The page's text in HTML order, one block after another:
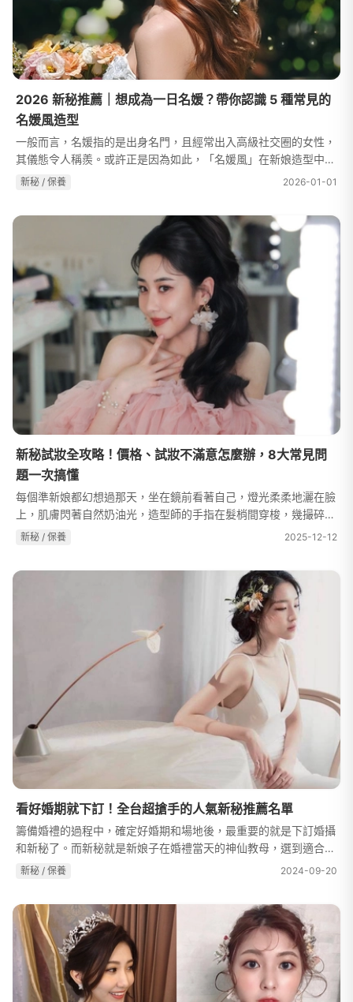
2026 新秘推薦｜想成為一日名媛？帶你認識 5 種常見的
名媛風造型
一般而言，名媛指的是出身名門，且經常出入高級社交圈的女性，
其儀態令人稱羨。或許正是因為如此，「名媛風」在新娘造型中歷
久不衰。婚禮這天，宛如一場社交盛會，而你以「一日名媛」的姿
新秘 / 保養 2026-01-01
新秘試妝全攻略！價格、試妝不滿意怎麼辦，8大常見問
題一次搞懂
每個準新娘都幻想過那天，坐在鏡前看著自己，燈光柔柔地灑在臉
上，肌膚閃著自然奶油光，造型師的手指在髮梢間穿梭，幾撮碎髮
被巧妙留出，看似隨性卻剛好勾勒出臉的輪廓，像戀愛後自然暈開
新秘 / 保養 2025-12-12
看好婚期就下訂！全台超搶手的人氣新秘推薦名單
籌備婚禮的過程中，確定好婚期和場地後，最重要的就是下訂婚攝
和新秘了。而新秘就是新娘子在婚禮當天的神仙教母，選到適合的
新秘就可以讓人變成仙氣十足的公主，在婚禮中留下美麗的身影，
新秘 / 保養 2024-09-20